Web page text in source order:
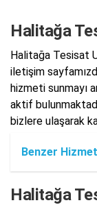
Halitağa
Halitağa Tesisat
iletişim
hizmeti sunmayı
aktif
bizlere ulaşarak
Benzer
Halitağa